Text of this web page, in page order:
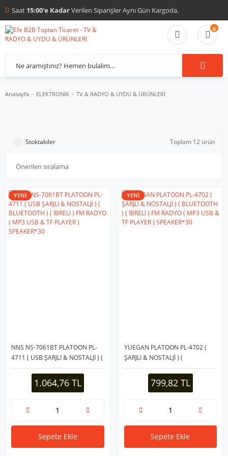
Saat 15:00'e KadarVerilen Siparişler Aynı Gün Kargoda.
0
Anasayfa ELEKTRONİK TV & RADYO & UYDU & ÜRÜNLERİ
Stoktakiler Toplam 12 ürün
YENİ
NNS NS-7061BT PLATOON PL-
4711 ( USB ŞARJLI & NOSTALJİ ) (
BLUETOOTH ) ( İBRELİ ) FM
RADYO ( MP3 USB & TF PLAYER )
SPEAKER*301.064,76 TL
Sepete Ekle
YENİ
YUEGAN PLATOON PL-4702 (
ŞARJLI & NOSTALJİ ) (
BLUETOOTH ) ( İBRELİ ) FM
RADYO ( MP3 USB & TF PLAYER )
SPEAKER*30799,82 TL
Sepete Ekle